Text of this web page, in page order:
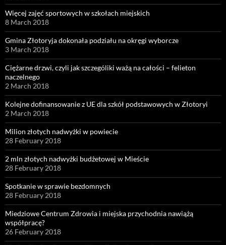
Więcej zajęć sportowych w szkołach miejskich
8 March 2018
Gmina Złotoryja dokonała podziału na okręgi wyborcze
3 March 2018
Ciężarne drzwi, czyli jak szczególiki ważą na całości – felieton
naczelnego
2 March 2018
Kolejne dofinansowanie z UE dla szkół podstawowych w Złotoryi
2 March 2018
Milion złotych nadwyżki w powiecie
28 February 2018
2 mln złotych nadwyżki budżetowej w Mieście
28 February 2018
Spotkanie w sprawie bezdomnych
28 February 2018
Miedziowe Centrum Zdrowia i miejska przychodnia nawiążą
współpracę?
26 February 2018